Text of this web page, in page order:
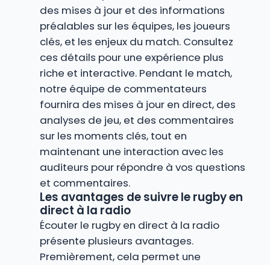
des mises à jour et des informations
préalables sur les équipes, les joueurs
clés, et les enjeux du match. Consultez
ces détails pour une expérience plus
riche et interactive. Pendant le match,
notre équipe de commentateurs
fournira des mises à jour en direct, des
analyses de jeu, et des commentaires
sur les moments clés, tout en
maintenant une interaction avec les
auditeurs pour répondre à vos questions
et commentaires.
Les avantages de suivre le rugby en
direct à la radio
Écouter le rugby en direct à la radio
présente plusieurs avantages.
Premièrement, cela permet une